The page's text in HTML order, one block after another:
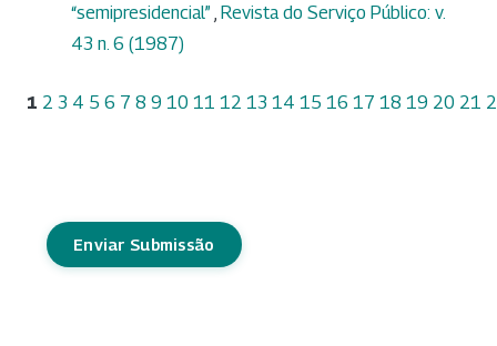
“semipresidencial” , Revista do Serviço Público: v.
43 n. 6 (1987)
1 2 3 4 5 6 7 8 9 10 11 12 13 14 15 16 17 18 19 20 21
Enviar Submissão